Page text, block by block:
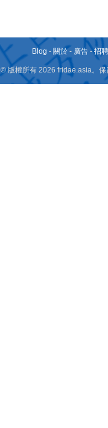
Blog - 關於 - 廣告 -招
© 版權所有 2026 fridae.asia。